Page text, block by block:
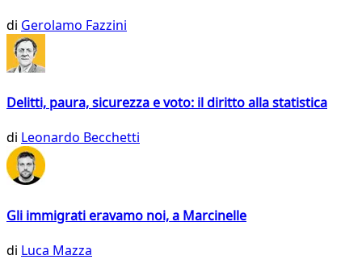
di Gerolamo Fazzini
Delitti, paura, sicurezza e voto: il diritto alla statistica
di Leonardo Becchetti
Gli immigrati eravamo noi, a Marcinelle
di Luca Mazza